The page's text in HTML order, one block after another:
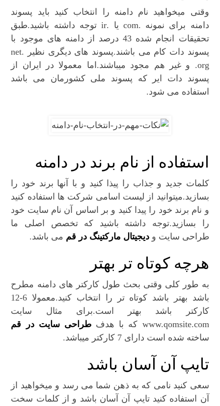
وقتی میخواهید نام دامنه را انتخاب کنید باید پسوند
دامنه برای نمونه .com یا .ir توجه داشته باشید.طبق
تحقیقات انجام شده 43 درصد از دامنه های موجود با
پسوند دات کام می باشند.پسوند های دیگری نظیر .net
.org و غیر هم مجود میباشند.اما معمولا در ایران از
پسوند دات ایر که پسوند ملی کشورمان می باشد
استفاده می شود.
استفاده از نام برند در دامنه
کلمات جدید و جذاب را پیذا کنید و با آنها برند خود را
بسازید.میتوانید از لیست اسامی شرکت ها استفاده کنید
و نام برند خود را پیدا کنید و بر اساس آن نام سایت خود
را بسازید.توجه داشته باشید که تخصص اصلی ما
طراحی سایت و دیجیتال مارکتینگ در قم می باشد.
هرچه کوتاه تر بهتر
به طور کلی وقتی بحث طول کارکتر های دامنه مطرح
باشد بهتر باشد کوتاه تر را انتخاب کنید.معمولا 6-12
کارکتر باشد بهتر است.برای مثال سایت
www.qomsite.com که با هدف
طراحی سایت در قم
ساخته شده است دارای 7 کارکتر میباشد.
تایپ آن آسان باشد
سعی کنید نامی که به ذهن شما می رسد و میخواهید از
آن استفاده کنید تایپ آن آسان باشد و از کلمات سخت